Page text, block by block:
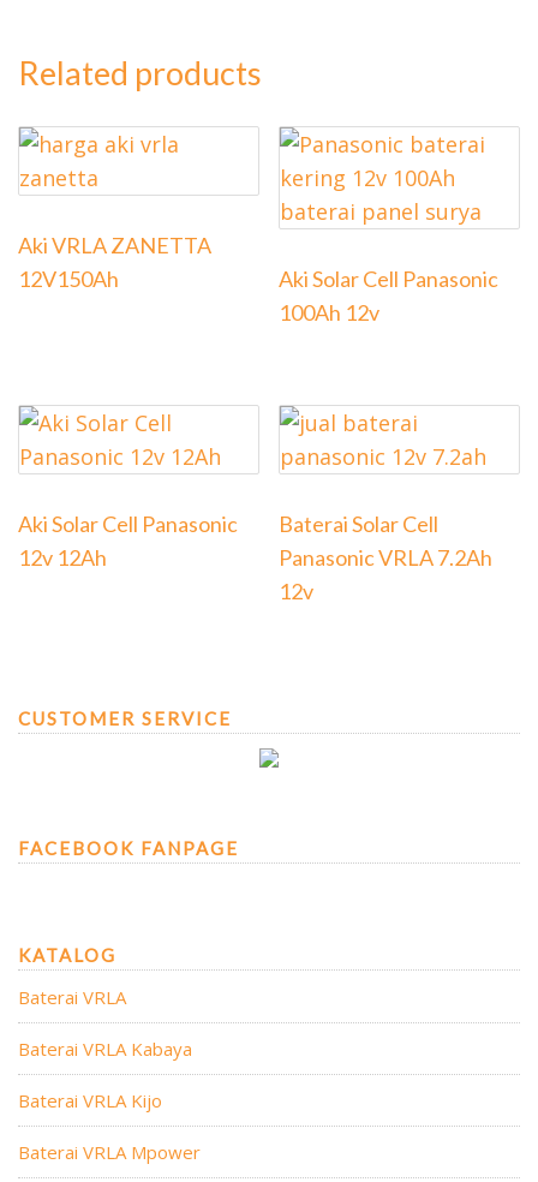
Related products
Aki VRLA ZANETTA
12V150Ah
Aki Solar Cell Panasonic
100Ah 12v
Aki Solar Cell Panasonic
12v 12Ah
Baterai Solar Cell
Panasonic VRLA 7.2Ah
12v
CUSTOMER SERVICE
FACEBOOK FANPAGE
KATALOG
Baterai VRLA
Baterai VRLA Kabaya
Baterai VRLA Kijo
Baterai VRLA Mpower